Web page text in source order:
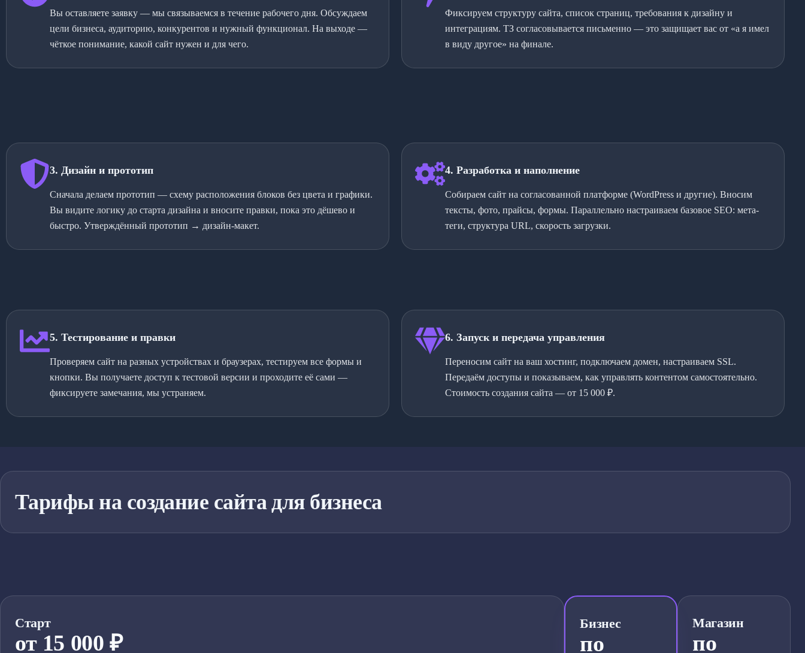
Вы оставляете заявку — мы связываемся в течение рабочего дня. Обсуждаем
цели бизнеса, аудиторию, конкурентов и нужный функционал. На выходе —
чёткое понимание, какой сайт нужен и для чего.
Фиксируем структуру сайта, список страниц, требования к дизайну и
интеграциям. ТЗ согласовывается письменно — это защищает вас от «а я имел
в виду другое» на финале.
3. Дизайн и прототип
Сначала делаем прототип — схему расположения блоков без цвета и графики.
Вы видите логику до старта дизайна и вносите правки, пока это дёшево и
быстро. Утверждённый прототип → дизайн-макет.
4. Разработка и наполнение
Собираем сайт на согласованной платформе (WordPress и другие). Вносим
тексты, фото, прайсы, формы. Параллельно настраиваем базовое SEO: мета-
теги, структура URL, скорость загрузки.
5. Тестирование и правки
Проверяем сайт на разных устройствах и браузерах, тестируем все формы и
кнопки. Вы получаете доступ к тестовой версии и проходите её сами —
фиксируете замечания, мы устраняем.
6. Запуск и передача управления
Переносим сайт на ваш хостинг, подключаем домен, настраиваем SSL.
Передаём доступы и показываем, как управлять контентом самостоятельно.
Стоимость создания сайта — от 15 000 ₽.
Тарифы на создание сайта для бизнеса
Старт
от 15 000 ₽
Бизнес
по
Магазин
по